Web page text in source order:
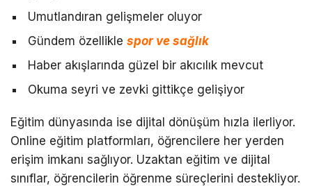
Umutlandıran gelişmeler oluyor
Gündem özellikle spor ve sağlık
Haber akışlarında güzel bir akıcılık mevcut
Okuma seyri ve zevki gittikçe gelişiyor
Eğitim dünyasında ise dijital dönüşüm hızla ilerliyor.
Online eğitim platformları, öğrencilere her yerden
erişim imkanı sağlıyor. Uzaktan eğitim ve dijital
sınıflar, öğrencilerin öğrenme süreçlerini destekliyor.